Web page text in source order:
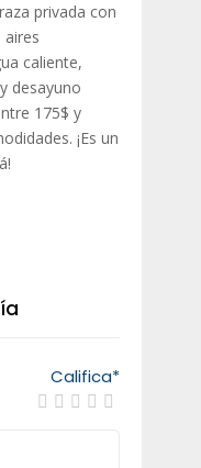
privada con
caliente,
desayuno
175$ y
¡Es un
Califica*